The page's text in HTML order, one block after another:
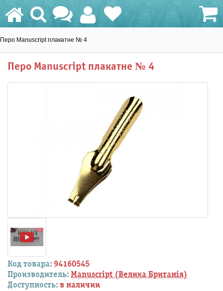
Перо Manuscript плакатне № 4
Перо Manuscript плакатне № 4
Код товара: 94160545
Производитель: Manuscript (Велика Британія)
Доступность: в наличии